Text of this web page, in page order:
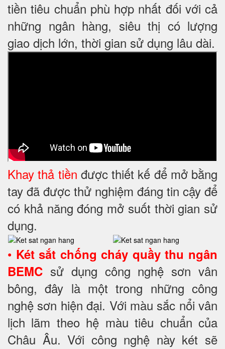
tiền tiêu chuẩn phù hợp nhất đối với cả
những ngân hàng, siêu thị có lượng
giao dịch lớn, thời gian sử dụng lâu dài.
Khay thả tiền được thiết kế để mở bằng
tay đã được thử nghiệm đáng tin cậy để
có khả năng đóng mở suốt thời gian sử
dụng.
• Két sắt chống cháy quầy thu ngân
BEMC sử dụng công nghệ sơn vân
bông, đây là một trong những công
nghệ sơn hiện đại. Với màu sắc nổi vân
lịch lãm theo hệ màu tiêu chuẩn của
Châu Âu. Với công nghệ này két sẽ